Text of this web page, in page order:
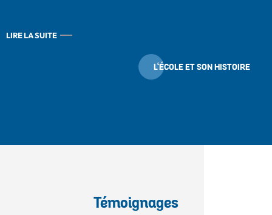
LIRE LA SUITE
L‘ÉCOLE ET SON HISTOIRE
Témoignages